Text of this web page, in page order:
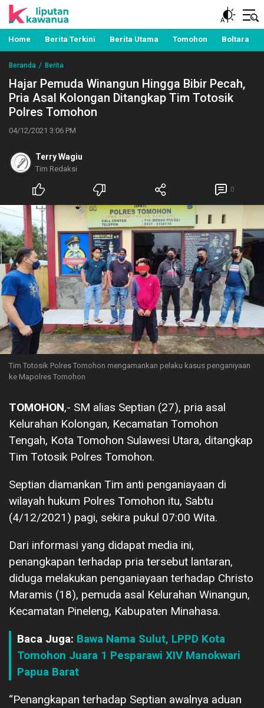
Liputan Kawanua
Berita Manado, Sulawesi Utara, Kawanua, Politik,
Pemerintahan, Hukum Kriminal dan Nasional
Home Berita Terkini Berita Utama Tomohon Boltara
Beranda Berita
Hajar Pemuda Winangun Hingga Bibir Pecah,
Pria Asal Kolongan Ditangkap Tim Totosik
Polres Tomohon
04/12/2021 3:06 PM
Terry Wagiu
Tim Redaksi
0
Tim Totosik Polres Tomohon mengamankan pelaku kasus penganiyaan
ke Mapolres Tomohon
TOMOHON,- SM alias Septian (27), pria asal
Kelurahan Kolongan, Kecamatan Tomohon
Tengah, Kota Tomohon Sulawesi Utara, ditangkap
Tim Totosik Polres Tomohon.
Septian diamankan Tim anti penganiayaan di
wilayah hukum Polres Tomohon itu, Sabtu
(4/12/2021) pagi, sekira pukul 07:00 Wita.
Dari informasi yang didapat media ini,
penangkapan terhadap pria tersebut lantaran,
diduga melakukan penganiayaan terhadap Christo
Maramis (18), pemuda asal Kelurahan Winangun,
Kecamatan Pineleng, Kabupaten Minahasa.
Baca Juga: Bawa Nama Sulut, LPPD Kota
Tomohon Juara 1 Pesparawi XIV Manokwari
Papua Barat
“Penangkapan terhadap Septian awalnya aduan